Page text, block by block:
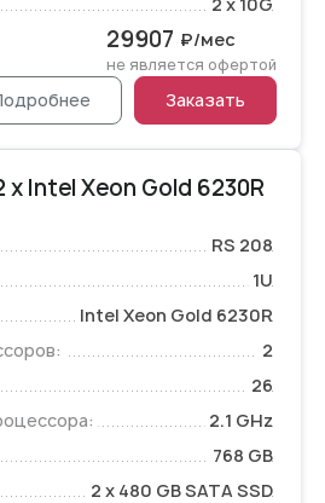
29907 ₽/мес
не является офертой
Заказать
x Intel Xeon Gold 6230R
RS 208
1U
Intel Xeon Gold 6230R
2
26
2.1 GHz
768 GB
2 x 480 GB SATA SSD